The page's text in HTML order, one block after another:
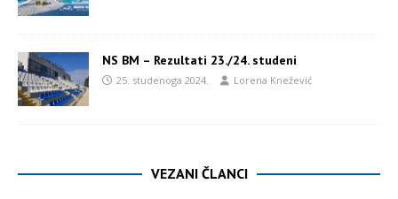
NS BM – Rezultati 23./24. studeni
25. studenoga 2024. Lorena Knežević
VEZANI ČLANCI